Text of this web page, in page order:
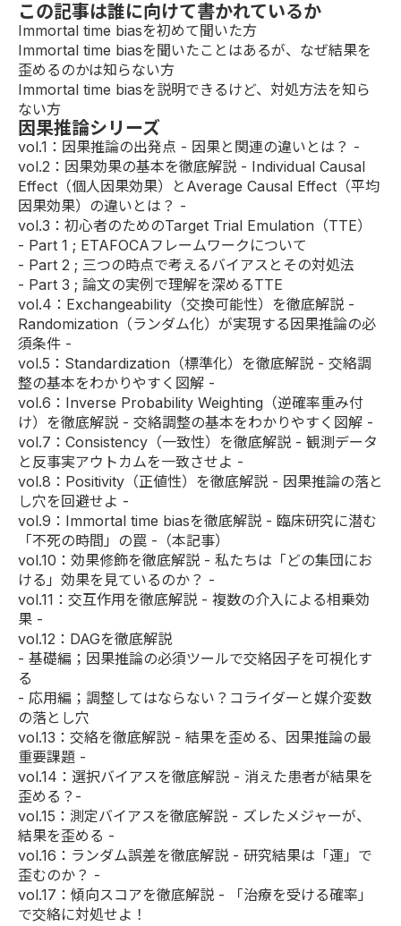
この記事は誰に向けて書かれているか
Immortal time biasを初めて聞いた方
Immortal time biasを聞いたことはあるが、なぜ結果を
歪めるのかは知らない方
Immortal time biasを説明できるけど、対処方法を知ら
ない方
因果推論シリーズ
vol.1 ：因果推論の出発点 - 因果と関連の違いとは？ -
vol.2 ：因果効果の基本を徹底解説 - Individual Causal
Effect（個人因果効果）とAverage Causal Effect（平均
因果効果）の違いとは？ -
vol.3：初心者のためのTarget Trial Emulation（TTE）
- Part 1 ; ETAFOCAフレームワークについて
- Part 2 ; 三つの時点で考えるバイアスとその対処法
- Part 3 ; 論文の実例で理解を深めるTTE
vol.4 ：Exchangeability（交換可能性）を徹底解説 -
Randomization（ランダム化）が実現する因果推論の必
須条件 -
vol.5 ：Standardization（標準化）を徹底解説 - 交絡調
整の基本をわかりやすく図解 -
vol.6 ：Inverse Probability Weighting（逆確率重み付
け）を徹底解説 - 交絡調整の基本をわかりやすく図解 -
vol.7 ：Consistency（一致性）を徹底解説 - 観測データ
と反事実アウトカムを一致させよ -
vol.8 ：Positivity（正値性）を徹底解説 - 因果推論の落と
し穴を回避せよ -
vol.9 ：Immortal time biasを徹底解説 - 臨床研究に潜む
「不死の時間」の罠 -（本記事）
vol.10 ：効果修飾を徹底解説 - 私たちは「どの集団にお
ける」効果を見ているのか？ -
vol.11 ：交互作用を徹底解説 - 複数の介入による相乗効
果 -
vol.12：DAGを徹底解説
- 基礎編 ；因果推論の必須ツールで交絡因子を可視化す
る
- 応用編 ；調整してはならない？コライダーと媒介変数
の落とし穴
vol.13 ：交絡を徹底解説 - 結果を歪める、因果推論の最
重要課題 -
vol.14 ：選択バイアスを徹底解説 - 消えた患者が結果を
歪める？-
vol.15 ：測定バイアスを徹底解説 - ズレたメジャーが、
結果を歪める -
vol.16 ：ランダム誤差を徹底解説 - 研究結果は「運」で
歪むのか？ -
vol.17 ：傾向スコアを徹底解説 - 「治療を受ける確率」
で交絡に対処せよ！